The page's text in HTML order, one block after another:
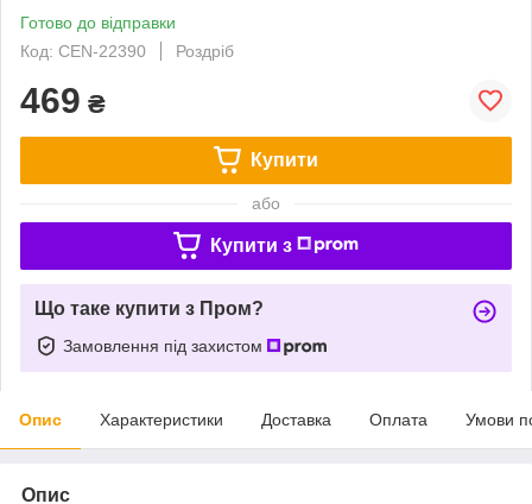
Готово до відправки
Код: CEN-22390
Роздріб
469 ₴
Купити
або
Купити з
Що таке купити з Пром?
Замовлення під захистом
Опис Характеристики Доставка Оплата Умови
Опис